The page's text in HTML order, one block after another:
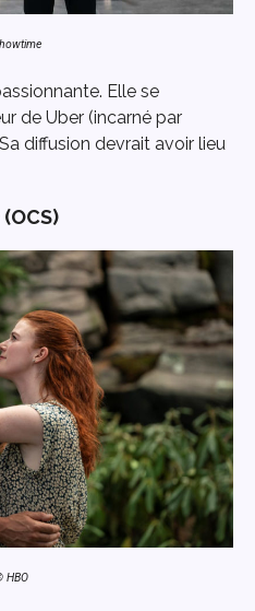
Elle se
de Uber (incarné par
diffusion devrait avoir lieu
(OCS)
HBO